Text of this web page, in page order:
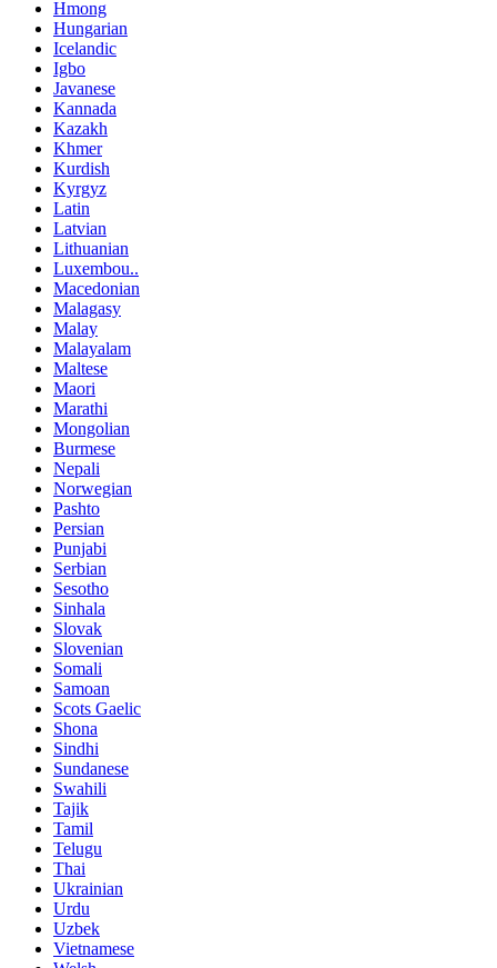
Hmong
Hungarian
Icelandic
Igbo
Javanese
Kannada
Kazakh
Khmer
Kurdish
Kyrgyz
Latin
Latvian
Lithuanian
Luxembou..
Macedonian
Malagasy
Malay
Malayalam
Maltese
Maori
Marathi
Mongolian
Burmese
Nepali
Norwegian
Pashto
Persian
Punjabi
Serbian
Sesotho
Sinhala
Slovak
Slovenian
Somali
Samoan
Scots Gaelic
Shona
Sindhi
Sundanese
Swahili
Tajik
Tamil
Telugu
Thai
Ukrainian
Urdu
Uzbek
Vietnamese